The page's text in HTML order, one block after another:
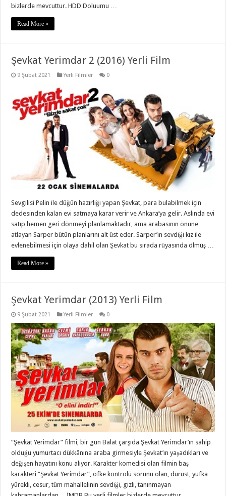
bizlerde mevcuttur. HDD Doluumu …
Read More »
Şevkat Yerimdar 2 (2016) Yerli Film
9 Şubat 2021 Yerli Filmler 0
Sevgilisi Pelin ile düğün hazırlığı yapan Şevkat, para bulabilmek için
dedesinden kalan evi satmaya karar verir ve Ankara’ya gelir. Aslında evi
satıp hemen geri dönmeyi planlamaktadır, ama arabasının önüne
atlayan Sarper bütün planlarını alt üst eder. Sarper’in sevdiği kız ile
evlenebilmesi için olaya dahil olan Şevkat bu sırada rüyasında ölmüş …
Read More »
Şevkat Yerimdar (2013) Yerli Film
9 Şubat 2021 Yerli Filmler 0
“Şevkat Yerimdar” filmi, bir gün Balat çarşıda Şevkat Yerimdar’ın sahip
olduğu yumurtacı dükkânına araba girmesiyle Şevkat’ın yaşadıkları ve
değişen hayatını konu alıyor. Karakter komedisi olan filmin baş
karakteri “Şevkat Yerimdar”, öfke kontrolü sorunu olan, dürüst, yufka
yürekli, cesur, tüm mahallelinin sevdiği, gizli, tanınmayan